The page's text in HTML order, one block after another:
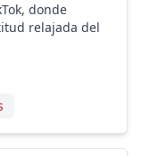
donde
relajada del